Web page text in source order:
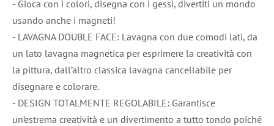
- Gioca con i colori, disegna con i gessi, divertiti un mondo
usando anche i magneti!
- LAVAGNA DOUBLE FACE: Lavagna con due comodi lati, da
un lato lavagna magnetica per esprimere la creatività con
la pittura, dall’altro classica lavagna cancellabile per
disegnare e colorare.
- DESIGN TOTALMENTE REGOLABILE: Garantisce
un’estrema creatività e un divertimento a tutto tondo poiché